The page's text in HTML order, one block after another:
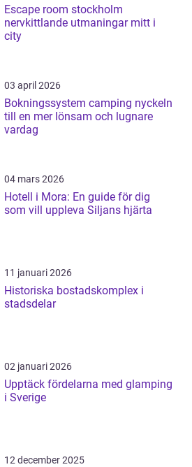
Escape room stockholm
nervkittlande utmaningar mitt i
city
03 april 2026
Bokningssystem camping nyckeln
till en mer lönsam och lugnare
vardag
04 mars 2026
Hotell i Mora: En guide för dig
som vill uppleva Siljans hjärta
11 januari 2026
Historiska bostadskomplex i
stadsdelar
02 januari 2026
Upptäck fördelarna med glamping
i Sverige
12 december 2025